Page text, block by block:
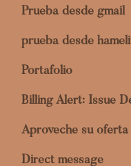
Prueba desde gmail
prueba desde
Portafolio
Billing Alert: Issue
Aproveche su
Direct message